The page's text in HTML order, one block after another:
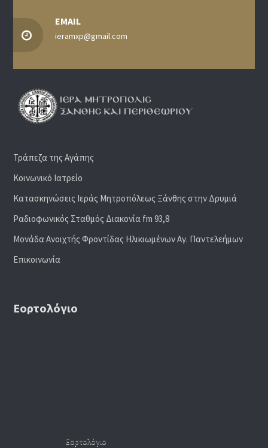
EMAIL
ieramxp@gmail.com
Τράπεζα της Αγάπης
Κοινωνικό Ιατρείο
Κατασκηνώσεις Ιεράς Μητροπόλεως Ξάνθης στην Δρυμιά
Ραδιoφωνικός Σταθμός Διακονία fm 93,8
Μονάδα Ανοιχτής Φροντίδας Ηλικιωμένων Αγ. Παντελεήμων
Επικοινωνία
Εορτολόγιο
Εορτολόγιο